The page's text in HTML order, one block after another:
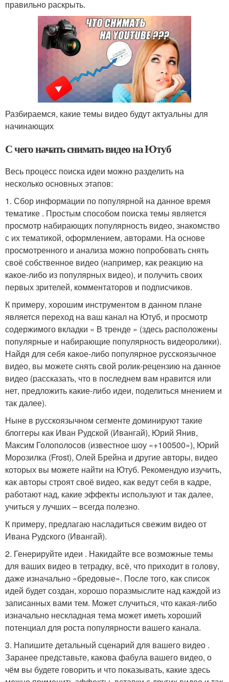
правильно раскрыть.
Разбираемся, какие темы видео будут актуальны для
начинающих
С чего начать снимать видео на Ютуб
Весь процесс поиска идеи можно разделить на
несколько основных этапов:
1. Сбор информации по популярной на данное время
тематике . Простым способом поиска темы является
просмотр набирающих популярность видео, знакомство
с их тематикой, оформлением, авторами. На основе
просмотренного и анализа можно попробовать снять
своё собственное видео (например, как реакцию на
какое-либо из популярных видео), и получить своих
первых зрителей, комментаторов и подписчиков.
К примеру, хорошим инструментом в данном плане
является переход на ваш канал на Ютуб, и просмотр
содержимого вкладки « В тренде » (здесь расположены
популярные и набирающие популярность видеоролики).
Найдя для себя какое-либо популярное русскоязычное
видео, вы можете снять свой ролик-рецензию на данное
видео (рассказать, что в последнем вам нравится или
нет, предложить какие-либо идеи, поделиться мнением и
так далее).
Ныне в русскоязычном сегменте доминируют такие
блоггеры как Иван Рудской (Ивангай), Юрий Янив,
Максим Голополосов (известное шоу «+100500»), Юрий
Морозилка (Frost), Олей Брейна и другие авторы, видео
которых вы можете найти на Ютуб. Рекомендую изучить,
как авторы строят своё видео, как ведут себя в кадре,
работают над, какие эффекты используют и так далее,
учиться у лучших – всегда полезно.
К примеру, предлагаю насладиться свежим видео от
Ивана Рудского (Ивангай).
2. Генерируйте идеи . Накидайте все возможные темы
для ваших видео в тетрадку, всё, что приходит в голову,
даже изначально «бредовые». После того, как список
идей будет создан, хорошо поразмыслите над каждой из
записанных вами тем. Может случиться, что какая-либо
изначально нескладная тема может иметь хороший
потенциал для роста популярности вашего канала.
3. Напишите детальный сценарий для вашего видео .
Заранее представьте, какова фабула вашего видео, о
чём вы будете говорить и что показывать, какие здесь